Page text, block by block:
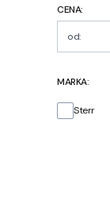
CENA:
MARKA:
MarkaSterr